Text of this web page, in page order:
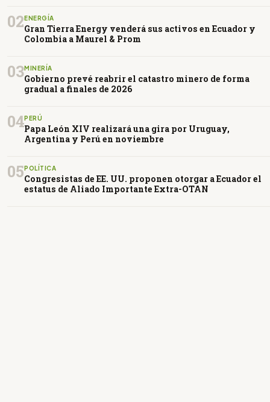
02ENERGÍA
Gran Tierra Energy venderá sus activos en Ecuador y
Colombia a Maurel & Prom
03MINERÍA
Gobierno prevé reabrir el catastro minero de forma
gradual a finales de 2026
04PERÚ
Papa León XIV realizará una gira por Uruguay,
Argentina y Perú en noviembre
05POLÍTICA
Congresistas de EE. UU. proponen otorgar a Ecuador el
estatus de Aliado Importante Extra-OTAN